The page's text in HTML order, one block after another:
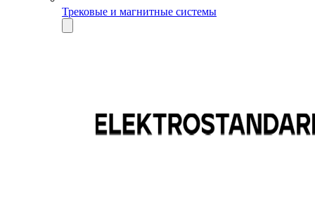
Трековые и магнитные системы